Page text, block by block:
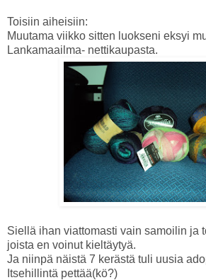
Toisiin aiheisiin:
Muutama viikko sitten luokseni eksyi
Lankamaailma- nettikaupasta.
Siellä ihan viattomasti vain samoilin ja
joista en voinut kieltäytyä.
Ja niinpä näistä 7 kerästä tuli uusia
Itsehillintä pettää(kö?)